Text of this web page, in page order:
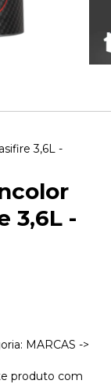
3,6L -
3,6L -
MARCAS ->
produto com